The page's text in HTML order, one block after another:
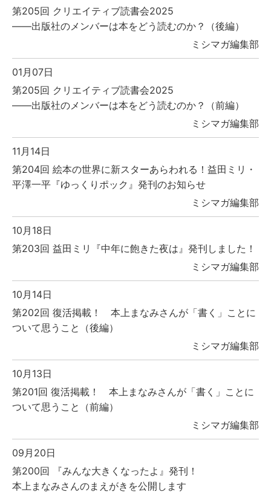
第205回 クリエイティブ読書会2025
――出版社のメンバーは本をどう読むのか？（後編）
ミシマガ編集部
01月07日
第205回 クリエイティブ読書会2025
――出版社のメンバーは本をどう読むのか？（前編）
ミシマガ編集部
11月14日
第204回 絵本の世界に新スターあらわれる！益田ミリ・
平澤一平『ゆっくりポック』発刊のお知らせ
ミシマガ編集部
10月18日
第203回 益田ミリ『中年に飽きた夜は』発刊しました！
ミシマガ編集部
10月14日
第202回 復活掲載！ 本上まなみさんが「書く」ことに
ついて思うこと（後編）
ミシマガ編集部
10月13日
第201回 復活掲載！ 本上まなみさんが「書く」ことに
ついて思うこと（前編）
ミシマガ編集部
09月20日
第200回 『みんな大きくなったよ』発刊！
本上まなみさんのまえがきを公開します